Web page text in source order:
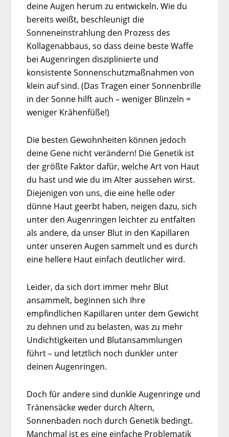
deine Augen herum zu entwickeln. Wie du
bereits weißt, beschleunigt die
Sonneneinstrahlung den Prozess des
Kollagenabbaus, so dass deine beste Waffe
bei Augenringen disziplinierte und
konsistente Sonnenschutzmaßnahmen von
klein auf sind. (Das Tragen einer Sonnenbrille
in der Sonne hilft auch – weniger Blinzeln =
weniger Krähenfüße!)
Die besten Gewohnheiten können jedoch
deine Gene nicht verändern! Die Genetik ist
der größte Faktor dafür, welche Art von Haut
du hast und wie du im Alter aussehen wirst.
Diejenigen von uns, die eine helle oder
dünne Haut geerbt haben, neigen dazu, sich
unter den Augenringen leichter zu entfalten
als andere, da unser Blut in den Kapillaren
unter unseren Augen sammelt und es durch
eine hellere Haut einfach deutlicher wird.
Leider, da sich dort immer mehr Blut
ansammelt, beginnen sich Ihre
empfindlichen Kapillaren unter dem Gewicht
zu dehnen und zu belasten, was zu mehr
Undichtigkeiten und Blutansammlungen
führt – und letztlich noch dunkler unter
deinen Augenringen.
Doch für andere sind dunkle Augenringe und
Tränensäcke weder durch Altern,
Sonnenbaden noch durch Genetik bedingt.
Manchmal ist es eine einfache Problematik